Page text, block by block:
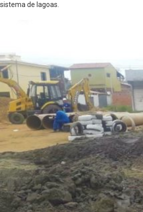
sistema de lagoas.